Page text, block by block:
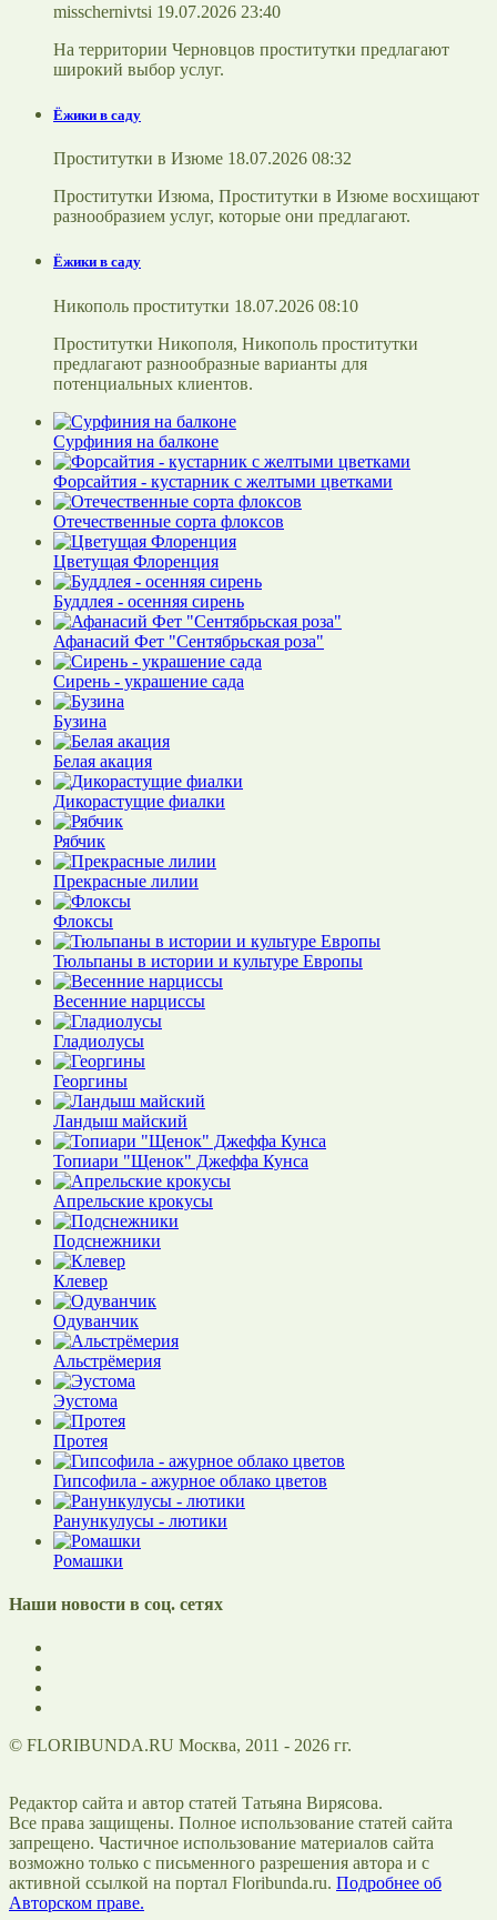
misschernivtsi 19.07.2026 23:40
На территории Черновцов проститутки предлагают
широкий выбор услуг.
Ёжики в саду
Проститутки в Изюме 18.07.2026 08:32
Проститутки Изюма, Проститутки в Изюме восхищают
разнообразием услуг, которые они предлагают.
Ёжики в саду
Никополь проститутки 18.07.2026 08:10
Проститутки Никополя, Никополь проститутки
предлагают разнообразные варианты для
потенциальных клиентов.
Сурфиния на балконе
Форсайтия - кустарник с желтыми цветками
Отечественные сорта флоксов
Цветущая Флоренция
Буддлея - осенняя сирень
Афанасий Фет "Сентябрьская роза"
Сирень - украшение сада
Бузина
Белая акация
Дикорастущие фиалки
Рябчик
Прекрасные лилии
Флоксы
Тюльпаны в истории и культуре Европы
Весенние нарциссы
Гладиолусы
Георгины
Ландыш майский
Топиари "Щенок" Джеффа Кунса
Апрельские крокусы
Подснежники
Клевер
Одуванчик
Альстрёмерия
Эустома
Протея
Гипсофила - ажурное облако цветов
Ранункулусы - лютики
Ромашки
Наши новости в соц. сетях
© FLORIBUNDA.RU Москва, 2011 - 2026 гг.
Редактор сайта и автор статей Татьяна Вирясова.
Все права защищены. Полное использование статей сайта
запрещено. Частичное использование материалов сайта
возможно только с письменного разрешения автора и с
активной ссылкой на портал Floribunda.ru. Подробнее об
Авторском праве.